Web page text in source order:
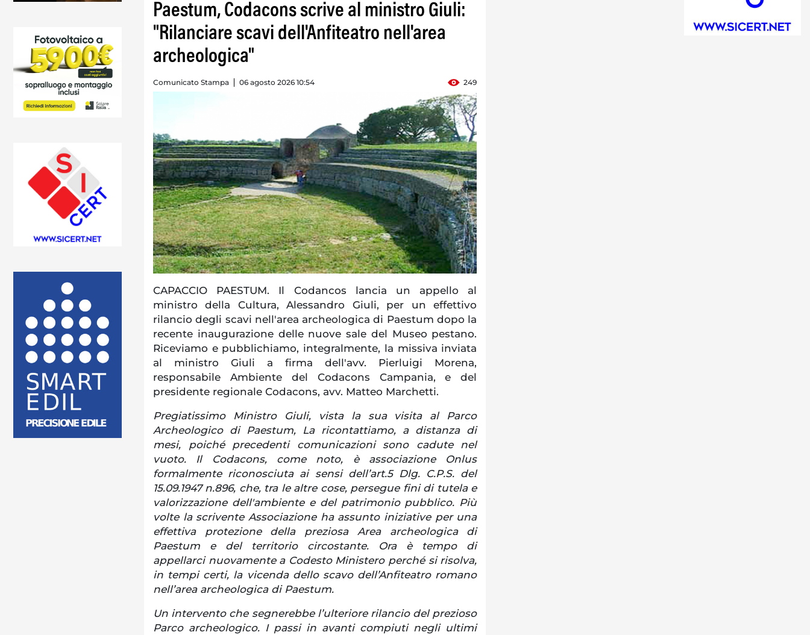
Paestum, Codacons scrive al ministro Giuli:
"Rilanciare scavi dell'Anfiteatro nell'area
archeologica"
Comunicato Stampa 06 agosto 2026 10:54 249
CAPACCIO PAESTUM. Il Codancos lancia un appello al
ministro della Cultura, Alessandro Giuli, per un effettivo
rilancio degli scavi nell'area archeologica di Paestum dopo la
recente inaugurazione delle nuove sale del Museo pestano.
Riceviamo e pubblichiamo, integralmente, la missiva inviata
al ministro Giuli a firma dell'avv. Pierluigi Morena,
responsabile Ambiente del Codacons Campania, e del
presidente regionale Codacons, avv. Matteo Marchetti.
Pregiatissimo Ministro Giuli, vista la sua visita al Parco
Archeologico di Paestum, La ricontattiamo, a distanza di
mesi, poiché precedenti comunicazioni sono cadute nel
vuoto. Il Codacons, come noto, è associazione Onlus
formalmente riconosciuta ai sensi dell’art.5 Dlg. C.P.S. del
15.09.1947 n.896, che, tra le altre cose, persegue fini di tutela e
valorizzazione dell'ambiente e del patrimonio pubblico. Più
volte la scrivente Associazione ha assunto iniziative per una
effettiva protezione della preziosa Area archeologica di
Paestum e del territorio circostante. Ora è tempo di
appellarci nuovamente a Codesto Ministero perché si risolva,
in tempi certi, la vicenda dello scavo dell’Anfiteatro romano
nell’area archeologica di Paestum.
Un intervento che segnerebbe l’ulteriore rilancio del prezioso
Parco archeologico. I passi in avanti compiuti negli ultimi